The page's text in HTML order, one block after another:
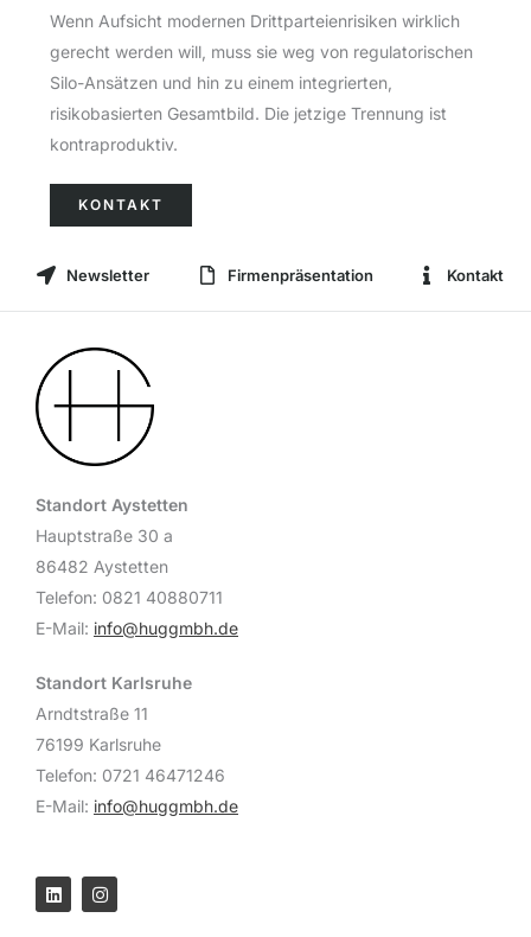
Wenn Aufsicht modernen Drittparteienrisiken wirklich
gerecht werden will, muss sie weg von regulatorischen
Silo-Ansätzen und hin zu einem integrierten,
risikobasierten Gesamtbild. Die jetzige Trennung ist
kontraproduktiv.
KONTAKT
Newsletter Firmenpräsentation Kontakt
Standort Aystetten
Hauptstraße 30 a
86482 Aystetten
Telefon: 0821 40880711
E-Mail: info@huggmbh.de
Standort Karlsruhe
Arndtstraße 11
76199 Karlsruhe
Telefon: 0721 46471246
E-Mail: info@huggmbh.de
L
i
n
I
n
s